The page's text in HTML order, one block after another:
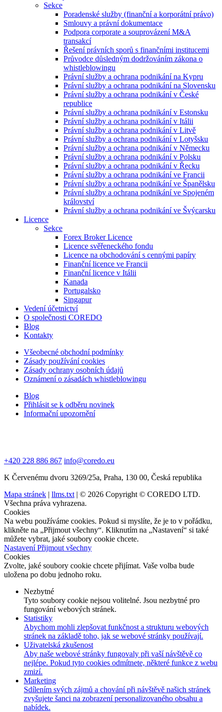
Sekce
Poradenské služby (finanční a korporátní právo)
Smlouvy a právní dokumentace
Podpora corporate a souprovázení M&A
transakcí
Řešení právních sporů s finančními institucemi
Průvodce důsledným dodržováním zákona o
whistleblowingu
Právní služby a ochrana podnikání na Kypru
Právní služby a ochrana podnikání na Slovensku
Právní služby a ochrana podnikání v České
republice
Právní služby a ochrana podnikání v Estonsku
Právní služby a ochrana podnikání v Itálii
Právní služby a ochrana podnikání v Litvě
Právní služby a ochrana podnikání v Lotyšsku
Právní služby a ochrana podnikání v Německu
Právní služby a ochrana podnikání v Polsku
Právní služby a ochrana podnikání v Řecku
Právní služby a ochrana podnikání ve Francii
Právní služby a ochrana podnikání ve Španělsku
Právní služby a ochrana podnikání ve Spojeném
království
Právní služby a ochrana podnikání ve Švýcarsku
Licence
Sekce
Forex Broker Licence
Licence svěřeneckého fondu
Licence na obchodování s cennými papíry
Finanční licence ve Francii
Finanční licence v Itálii
Kanada
Portugalsko
Singapur
Vedení účetnictví
O společnosti COREDO
Blog
Kontakty
Všeobecné obchodní podmínky
Zásady používání cookies
Zásady ochrany osobních údajů
Oznámení o zásadách whistleblowingu
Blog
Přihlásit se k odběru novinek
Informační upozornění
+420 228 886 867 info@coredo.eu
K Červenému dvoru 3269/25a, Praha, 130 00, Česká republika
Mapa stránek | llms.txt | © 2026 Copyright © COREDO LTD.
Všechna práva vyhrazena.
Cookies
Na webu používáme cookies. Pokud si myslíte, že je to v pořádku,
klikněte na „Přijmout všechny“. Kliknutím na „Nastavení“ si také
můžete vybrat, jaké soubory cookie chcete.
NastaveníPřijmout všechny
Cookies
Zvolte, jaké soubory cookie chcete přijímat. Vaše volba bude
uložena po dobu jednoho roku.
Nezbytné
Tyto soubory cookie nejsou volitelné. Jsou nezbytné pro
fungování webových stránek.
Statistiky
Abychom mohli zlepšovat funkčnost a strukturu webových
stránek na základě toho, jak se webové stránky používají.
Uživatelská zkušenost
Aby naše webové stránky fungovaly při vaší návštěvě co
nejlépe. Pokud tyto cookies odmítnete, některé funkce z webu
zmizí.
Marketing
Sdílením svých zájmů a chování při návštěvě našich stránek
zvyšujete šanci na zobrazení personalizovaného obsahu a
nabídek.